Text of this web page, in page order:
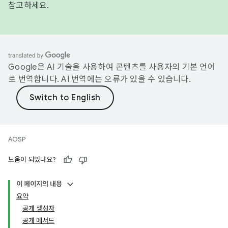
참고하세요.
Google은 AI 기술을 사용하여 콘텐츠를 사용자의 기본 언어
로 번역합니다. AI 번역에는 오류가 있을 수 있습니다.
AOSP
도움이 되었나요?
이 페이지의 내용
요약
공개 생성자
공개 메서드